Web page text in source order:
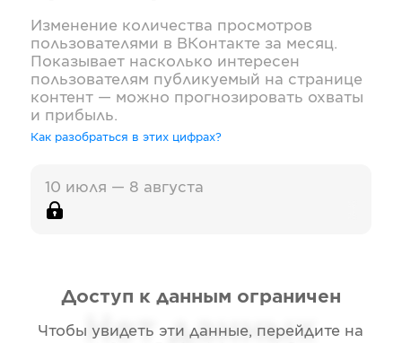
Изменение количества просмотров
пользователями в ВКонтакте за месяц.
Показывает насколько интересен
пользователям публикуемый на странице
контент — можно прогнозировать охваты
и прибыль.
Как разобраться в этих цифрах?
10 июля — 8 августа
Нет данных
Доступ к данным ограничен
Чтобы увидеть эти данные, перейдите на